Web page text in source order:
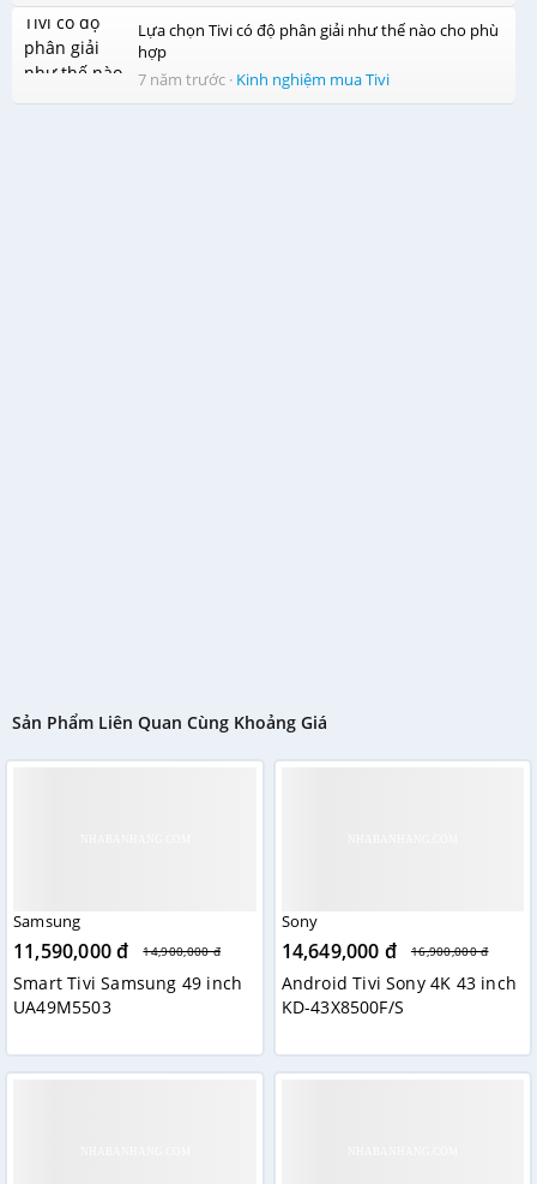
Lựa chọn Tivi có độ phân giải như thế nào cho phù
hợp
7 năm trước · Kinh nghiệm mua Tivi
Sản Phẩm Liên Quan Cùng Khoảng Giá
Samsung
11,590,000 đ 14,900,000 đ
Smart Tivi Samsung 49 inch
UA49M5503
Sony
14,649,000 đ 16,900,000 đ
Android Tivi Sony 4K 43 inch
KD-43X8500F/S